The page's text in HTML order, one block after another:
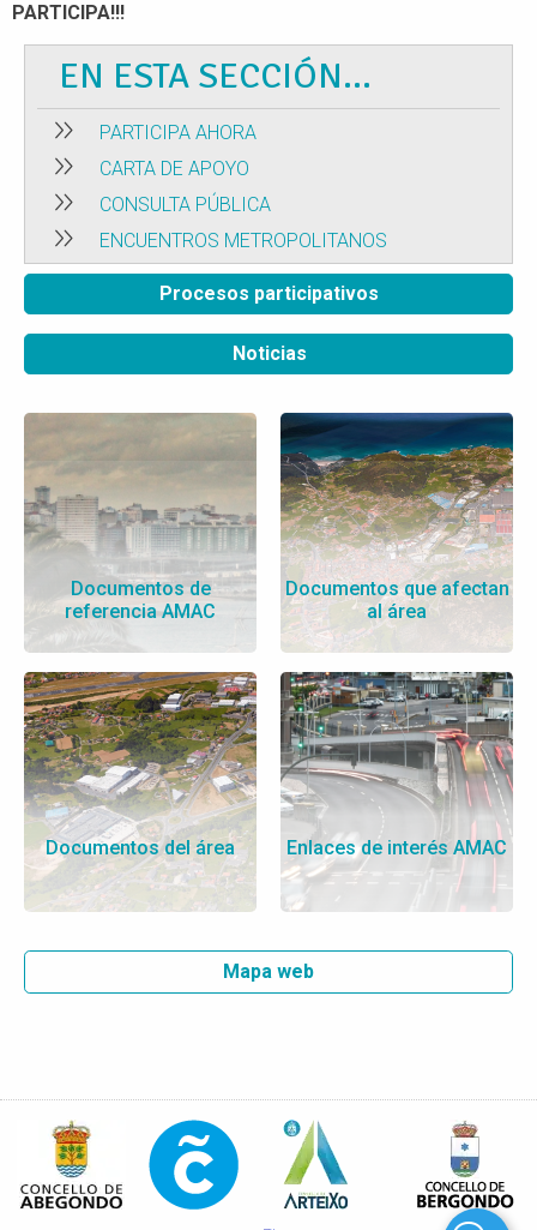
PARTICIPA!!!
EN ESTA SECCIÓN...
PARTICIPA AHORA
CARTA DE APOYO
CONSULTA PÚBLICA
ENCUENTROS METROPOLITANOS
Procesos participativos
Noticias
Documentos de
referencia AMAC
Documentos que afectan
al área
Documentos del área Enlaces de interés AMAC
Mapa web